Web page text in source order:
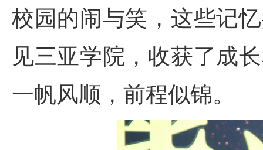
校园的闹与笑，这些记
见三亚学院，收获了成
一帆风顺，前程似锦。